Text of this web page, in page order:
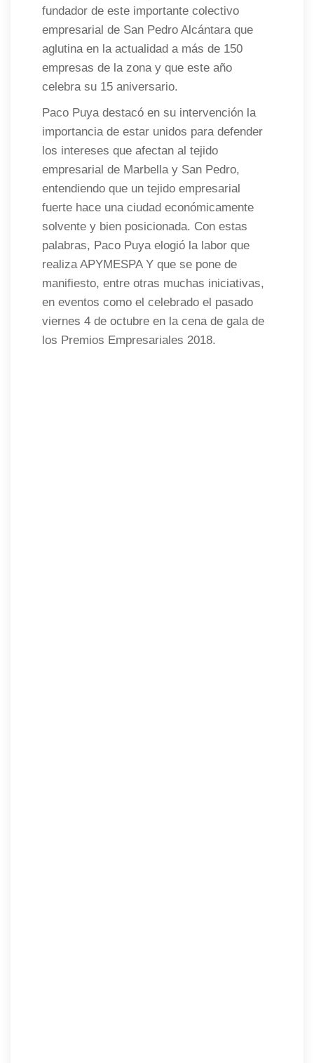
fundador de este importante colectivo
empresarial de San Pedro Alcántara que
aglutina en la actualidad a más de 150
empresas de la zona y que este año
celebra su 15 aniversario.
Paco Puya destacó en su intervención la
importancia de estar unidos para defender
los intereses que afectan al tejido
empresarial de Marbella y San Pedro,
entendiendo que un tejido empresarial
fuerte hace una ciudad económicamente
solvente y bien posicionada. Con estas
palabras, Paco Puya elogió la labor que
realiza APYMESPA Y que se pone de
manifiesto, entre otras muchas iniciativas,
en eventos como el celebrado el pasado
viernes 4 de octubre en la cena de gala de
los Premios Empresariales 2018.